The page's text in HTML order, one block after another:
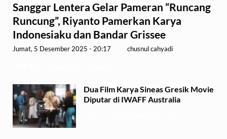
Sanggar Lentera Gelar Pameran “Runcang
Runcung”, Riyanto Pamerkan Karya
Indonesiaku dan Bandar Grissee
Jumat, 5 Desember 2025 - 20:17 chusnul cahyadi
Dua Film Karya Sineas Gresik Movie
Diputar di IWAFF Australia